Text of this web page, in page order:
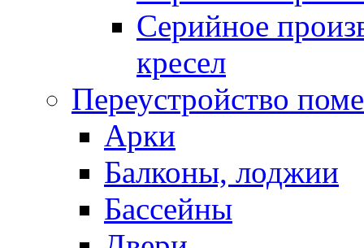
Серийное
кресел
Переустройство
Арки
Балконы, лоджии
Бассейны